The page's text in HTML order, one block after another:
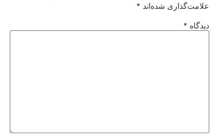
علامت‌گذاری شده‌اند *
دیدگاه *